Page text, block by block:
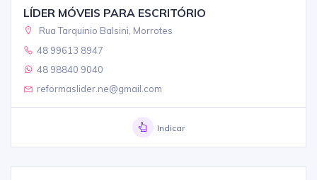
LÍDER MÓVEIS PARA ESCRITÓRIO
Rua Tarquinio Balsini, Morrotes
48 99613 8947
48 98840 9040
reformaslider.ne@gmail.com
Indicar